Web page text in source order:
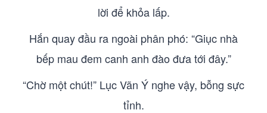
lời để khỏa lấp.
Hắn quay đầu ra ngoài phân phó: “Giục nhà
bếp mau đem canh anh đào đưa tới đây.”
“Chờ một chút!” Lục Vãn Ý nghe vậy, bỗng sực
tỉnh.